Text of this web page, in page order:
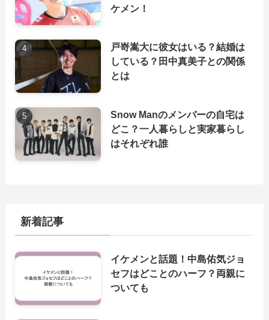
ケメン！
戸嵜嵩大に彼女はいる？結婚は
している？田中真美子との関係
とは
Snow Manのメンバーの自宅は
どこ？一人暮らしと実家暮らし
はそれぞれ誰
新着記事
イケメンと話題！中島佑気ジョ
セフはどことのハーフ？両親に
ついても